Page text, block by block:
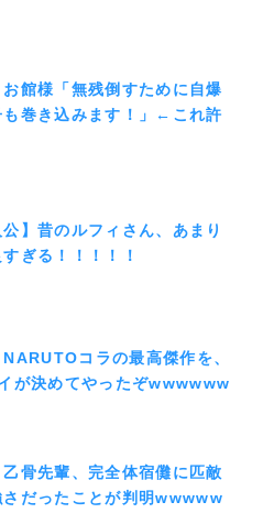
お館様「無残倒すために自爆
も巻き込みます！」←これ許
公】昔のルフィさん、あまり
ぎる！！！！！
NARUTOコラの最高傑作を、
が決めてやったぞwwwwww
乙骨先輩、完全体宿儺に匹敵
さだったことが判明wwwww